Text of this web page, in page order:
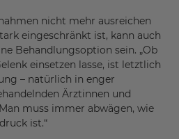
nicht mehr ausreichen
eingeschränkt ist, kann auch
Behandlungsoption sein. „Ob
einsetzen lasse, ist letztlich
– natürlich in enger
Ärztinnen und
muss immer abwägen, wie
ist.“